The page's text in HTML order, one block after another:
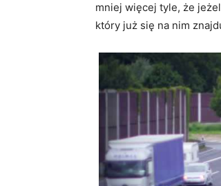
mniej więcej tyle, że
który już się na nim